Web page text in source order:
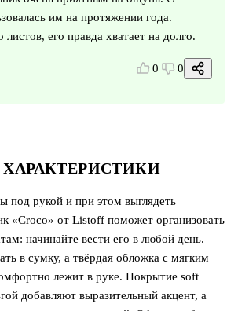
под рукой и при этом выглядеть
«Croco» от Listoff поможет организовать
начинайте вести его в любой день.
в сумку, а твёрдая обложка с мягким
лежит в руке. Покрытие soft
добавляют выразительный акцент, а
им на протяжении года.
его правда хватает на долго.
0 0